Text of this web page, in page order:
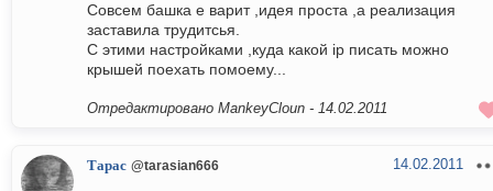
Совсем башка е варит ,идея проста ,а реализация
заставила трудитсья.
С этими настройками ,куда какой ip писать можно
крышей поехать помоему...
Отредактировано MankeyCloun - 14.02.2011
Тарас @tarasian666 14.02.2011